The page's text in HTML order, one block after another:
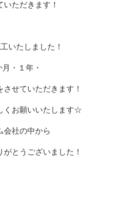
ただきます！
いたしました！
・１年・
せていただきます！
くお願いいたします☆
会社の中から
とうございました！